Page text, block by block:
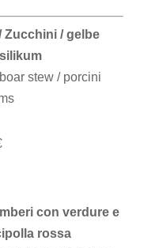
Zucchini / gelbe
stew / porcini
con verdure e
rossa